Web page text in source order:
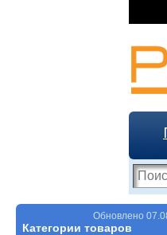
Обновлено
Категории товаров